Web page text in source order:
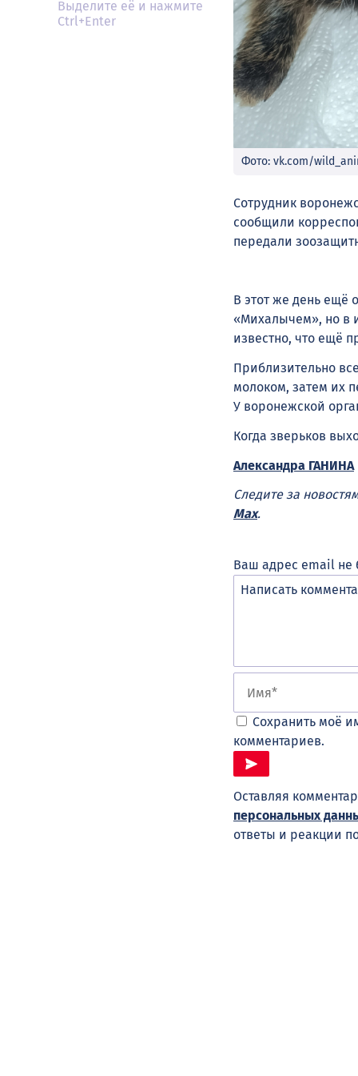
Выделите её и нажмите
Ctrl+Enter
Фото: vk.com/
Сотрудник
сообщили
передали
В этот же день ещё
«Михалычем», но в
известно, что ещё
Приблизительно
молоком, затем их
У воронежской
Когда зверьков
Александра ГАНИНА
Следите за
Max.
Ваш адрес email не
Сохранить моё
комментариев.
Оставляя
персональных
ответы и реакции